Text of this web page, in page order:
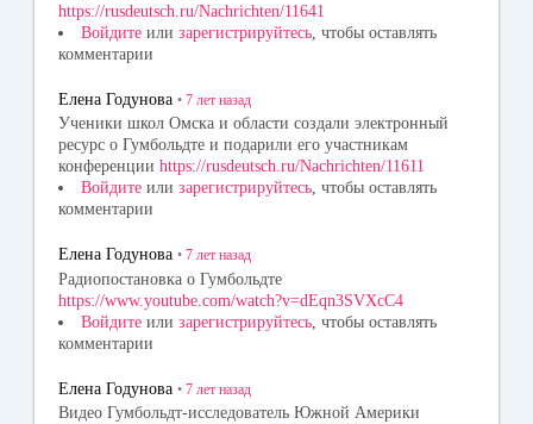
https://rusdeutsch.ru/Nachrichten/11641
Войдите или зарегистрируйтесь , чтобы оставлять
комментарии
Елена Годунова • 7 лет назад
Ученики школ Омска и области создали электронный
ресурс о Гумбольдте и подарили его участникам
конференции https://rusdeutsch.ru/Nachrichten/11611
Войдите или зарегистрируйтесь, чтобы оставлять
комментарии
Елена Годунова • 7 лет назад
Радиопостановка о Гумбольдте
https://www.youtube.com/watch?v=dEqn3SVXcC4
Войдите или зарегистрируйтесь , чтобы оставлять
комментарии
Елена Годунова • 7 лет назад
Видео Гумбольдт-исследователь Южной Америки